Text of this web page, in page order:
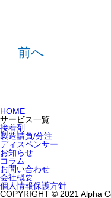
前へ
HOME
サービス一覧
接着剤
製造請負/分注
ディスペンサー
お知らせ
コラム
お問い合わせ
会社概要
個人情報保護方針
COPYRIGHT © 2021 Alpha